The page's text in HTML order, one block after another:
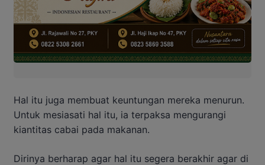
Hal itu juga membuat keuntungan mereka menurun.
Untuk mesiasati hal itu, ia terpaksa mengurangi
kiantitas cabai pada makanan.
Dirinya berharap agar hal itu segera berakhir agar di